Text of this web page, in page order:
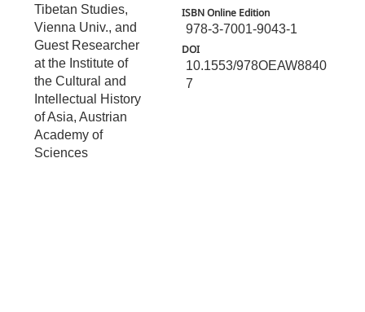
Tibetan Studies,
Vienna Univ., and
Guest Researcher
at the Institute of
the Cultural and
Intellectual History
of Asia, Austrian
Academy of
Sciences
ISBN Online Edition
978-3-7001-9043-1
DOI
10.1553/978OEAW8840
7